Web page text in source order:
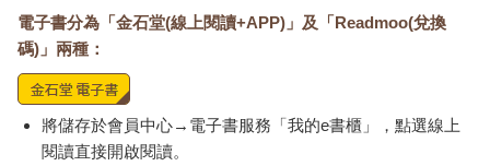
我常在不經意間想起我心裡的那個女孩。那個女孩去哪裡了呢？
是突然不見蹤影了嗎？她還在痛苦中掙扎嗎？她還被囚禁在「監
獄」裡嗎？她還在沒有盡頭的虐待輪迴裡苦熬嗎？
拋棄母親後，我終於可以面對那個女孩，把她從我心裡救出來
了。
我確實遭受了來自母親的虐待。本來應該愛著我的母親，對我的
身心造成了傷害。但是在過去的人生中，我一直對這個事實視而
電子書分為「金石堂(線上閱讀+APP)」及「Readmoo(兌換
碼)」兩種：
將儲存於會員中心→電子書服務「我的e書櫃」，點選線上
閱讀直接開啟閱讀。